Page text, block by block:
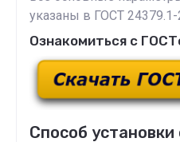
указаны в ГОСТ
Ознакомиться с
Способ